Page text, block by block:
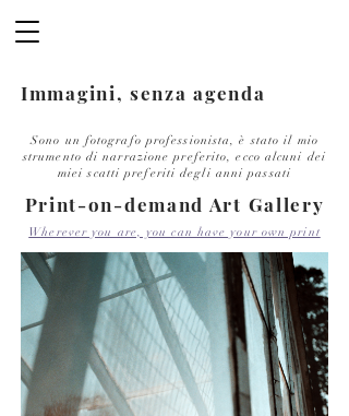
Immagini, senza agenda
Sono un fotografo professionista, è stato il mio
strumento di narrazione preferito, ecco alcuni dei
miei scatti preferiti degli anni passati
Print-on-demand Art Gallery
Wherever you are, you can have your own print